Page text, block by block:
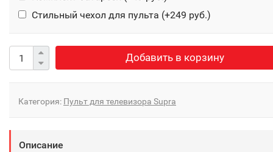
Стильный чехол для пульта (+249 руб.)
Добавить в корзину
Категория: Пульт для телевизора Supra
Описание